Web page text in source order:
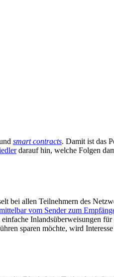
smart contracts. Damit ist das
darauf hin, welche Folgen
bei allen Teilnehmern des
vom Sender zum
Inlandsüberweisungen
sparen möchte, wird